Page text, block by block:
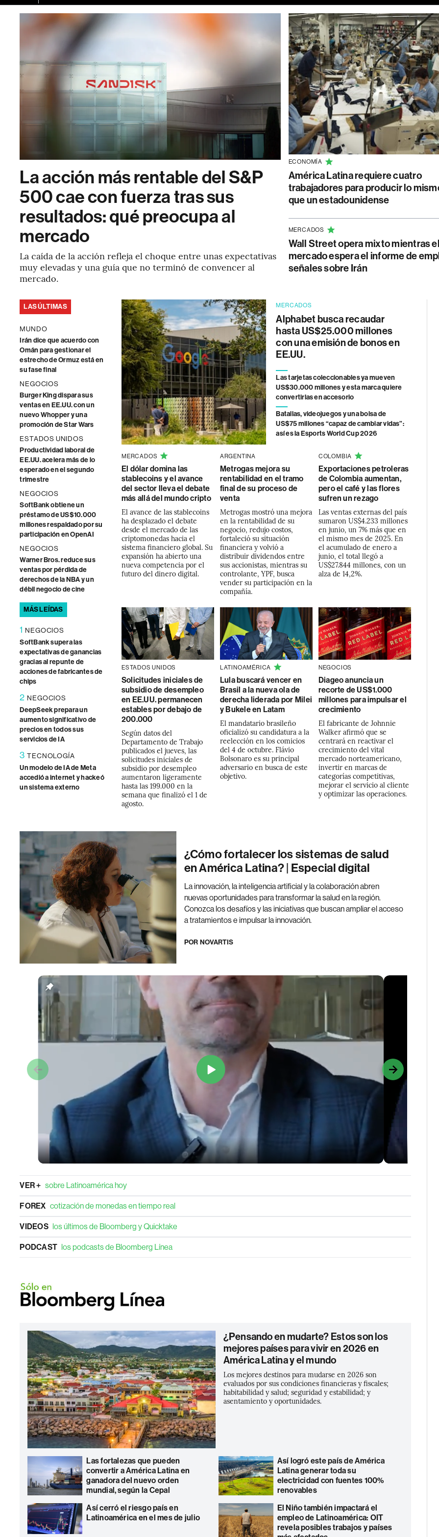
La acción más rentable del S&P
500 cae con fuerza tras sus
resultados: qué preocupa al
mercado
La caída de la acción refleja el choque entre unas expectativas
muy elevadas y una guía que no terminó de convencer al
mercado.
ECONOMÍA
América Latina requiere cuatro
trabajadores para producir lo
que un estadounidense
MERCADOS
Wall Street opera mixto mientras el
mercado espera el informe de
señales sobre Irán
LAS ÚLTIMAS
MUNDO
Irán dice que acuerdo con
Omán para gestionar el
estrecho de Ormuz está en
su fase final
NEGOCIOS
Burger King dispara sus
ventas en EE.UU. con un
nuevo Whopper y una
promoción de Star Wars
ESTADOS UNIDOS
Productividad laboral de
EE.UU. acelera más de lo
esperado en el segundo
trimestre
NEGOCIOS
SoftBank obtiene un
préstamo de US$10.000
millones respaldado por su
participación en OpenAI
NEGOCIOS
Warner Bros. reduce sus
ventas por pérdida de
derechos de la NBA y un
débil negocio de cine
MÁS LEÍDAS
1 NEGOCIOS
SoftBank supera las
expectativas de ganancias
gracias al repunte de
acciones de fabricantes de
chips
2 NEGOCIOS
DeepSeek prepara un
aumento significativo de
precios en todos sus
servicios de IA
3 TECNOLOGÍA
Un modelo de IA de Meta
accedió a internet y hackeó
un sistema externo
MERCADOS
Alphabet busca recaudar
hasta US$25.000 millones
con una emisión de bonos en
EE.UU.
Las tarjetas coleccionables ya mueven
US$30.000 millones y esta marca quiere
convertirlas en accesorio
Batallas, videojuegos y una bolsa de
US$75 millones “capaz de cambiar vidas”:
así es la Esports World Cup 2026
MERCADOS
El dólar domina las
stablecoins y el avance
del sector lleva el debate
más allá del mundo cripto
El avance de las stablecoins
ha desplazado el debate
desde el mercado de las
criptomonedas hacia el
sistema financiero global. Su
expansión ha abierto una
nueva competencia por el
futuro del dinero digital.
ARGENTINA
Metrogas mejora su
rentabilidad en el tramo
final de su proceso de
venta
Metrogas mostró una mejora
en la rentabilidad de su
negocio, redujo costos,
fortaleció su situación
financiera y volvió a
distribuir dividendos entre
sus accionistas, mientras su
controlante, YPF, busca
vender su participación en la
compañía.
COLOMBIA
Exportaciones petroleras
de Colombia aumentan,
pero el café y las flores
sufren un rezago
Las ventas externas del país
sumaron US$4.233 millones
en junio, un 7% más que en
el mismo mes de 2025. En
el acumulado de enero a
junio, el total llegó a
US$27.844 millones, con un
alza de 14,2%.
ESTADOS UNIDOS
Solicitudes iniciales de
subsidio de desempleo
en EE.UU. permanecen
estables por debajo de
200.000
Según datos del
Departamento de Trabajo
publicados el jueves, las
solicitudes iniciales de
subsidio por desempleo
aumentaron ligeramente
hasta las 199.000 en la
semana que finalizó el 1 de
agosto.
LATINOAMÉRICA
Lula buscará vencer en
Brasil a la nueva ola de
derecha liderada por Milei
y Bukele en Latam
El mandatario brasileño
oficializó su candidatura a la
reelección en los comicios
del 4 de octubre. Flávio
Bolsonaro es su principal
adversario en busca de este
objetivo.
NEGOCIOS
Diageo anuncia un
recorte de US$1.000
millones para impulsar el
crecimiento
El fabricante de Johnnie
Walker afirmó que se
centrará en reactivar el
crecimiento del vital
mercado norteamericano,
invertir en marcas de
categorías competitivas,
mejorar el servicio al cliente
y optimizar las operaciones.
¿Cómo fortalecer los sistemas de salud
en América Latina? | Especial digital
La innovación, la inteligencia artificial y la colaboración abren
nuevas oportunidades para transformar la salud en la región.
Conozca los desafíos y las iniciativas que buscan ampliar el acceso
a tratamientos e impulsar la innovación.
POR NOVARTIS
VER + sobre Latinoamérica hoy
FOREX cotización de monedas en tiempo real
VIDEOS los últimos de Bloomberg y Quicktake
PODCAST los podcasts de Bloomberg Línea
¿Pensando en mudarte? Estos son los
mejores países para vivir en 2026 en
América Latina y el mundo
Los mejores destinos para mudarse en 2026 son
evaluados por sus condiciones financieras y fiscales;
habitabilidad y salud; seguridad y estabilidad; y
asentamiento y oportunidades.
Las fortalezas que pueden
convertir a América Latina en
ganadora del nuevo orden
mundial, según la Cepal
Así logró este país de América
Latina generar toda su
electricidad con fuentes 100%
renovables
Así cerró el riesgo país en
Latinoamérica en el mes de julio
El Niño también impactará el
empleo de Latinoamérica: OIT
revela posibles trabajos y países